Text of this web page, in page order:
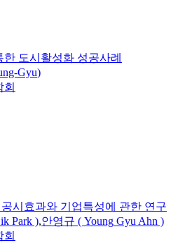
도시활성화 성공사례
Gyu)
시효과와 기업특성에 관한 연구
Park ),안영규 ( Young GyuAhn )